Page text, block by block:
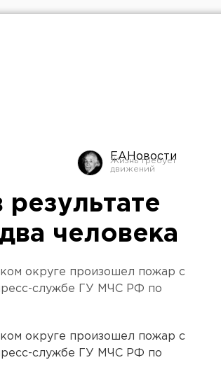
ЕАНовости
человека
округе произошел пожар с
службе ГУ МЧС РФ по
округе произошел пожар с
службе ГУ МЧС РФ по